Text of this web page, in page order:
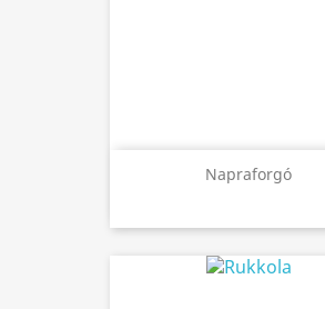
Napraforgó